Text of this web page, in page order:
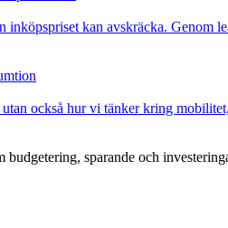
kan avskräcka. Genom
också hur vi tänker kring
sparande och